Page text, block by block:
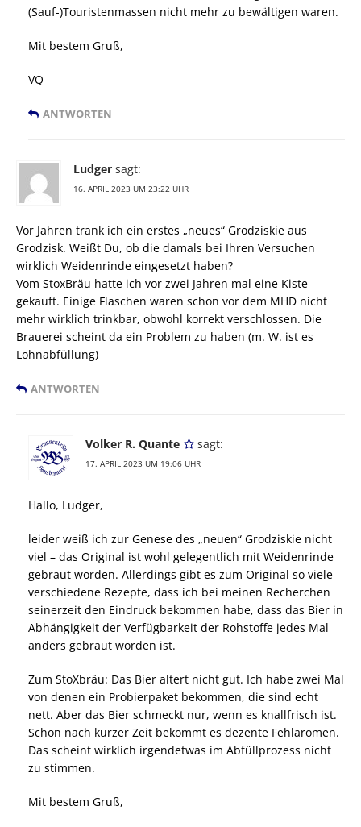
(Sauf-)Touristenmassen nicht mehr zu bewältigen waren.
Mit bestem Gruß,
VQ
ANTWORTEN
Ludger sagt:
16. APRIL 2023 UM 23:22 UHR
Vor Jahren trank ich ein erstes „neues“ Grodziskie aus
Grodzisk. Weißt Du, ob die damals bei Ihren Versuchen
wirklich Weidenrinde eingesetzt haben?
Vom StoxBräu hatte ich vor zwei Jahren mal eine Kiste
gekauft. Einige Flaschen waren schon vor dem MHD nicht
mehr wirklich trinkbar, obwohl korrekt verschlossen. Die
Brauerei scheint da ein Problem zu haben (m. W. ist es
Lohnabfüllung)
ANTWORTEN
Volker R. Quante sagt:
17. APRIL 2023 UM 19:06 UHR
Hallo, Ludger,
leider weiß ich zur Genese des „neuen“ Grodziskie nicht
viel – das Original ist wohl gelegentlich mit Weidenrinde
gebraut worden. Allerdings gibt es zum Original so viele
verschiedene Rezepte, dass ich bei meinen Recherchen
seinerzeit den Eindruck bekommen habe, dass das Bier in
Abhängigkeit der Verfügbarkeit der Rohstoffe jedes Mal
anders gebraut worden ist.
Zum StoXbräu: Das Bier altert nicht gut. Ich habe zwei Mal
von denen ein Probierpaket bekommen, die sind echt
nett. Aber das Bier schmeckt nur, wenn es knallfrisch ist.
Schon nach kurzer Zeit bekommt es dezente Fehlaromen.
Das scheint wirklich irgendetwas im Abfüllprozess nicht
zu stimmen.
Mit bestem Gruß,